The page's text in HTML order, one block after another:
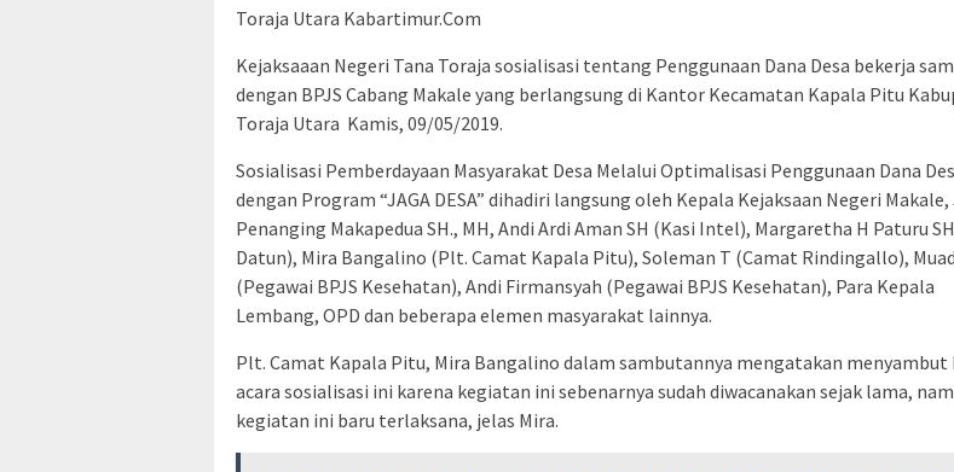
Toraja Utara Kabartimur.Com
Kejaksaaan Negeri Tana Toraja sosialisasi tentang Penggunaan Dana Desa bekerja
dengan BPJS Cabang Makale yang berlangsung di Kantor Kecamatan Kapala Pitu
Toraja Utara Kamis, 09/05/2019.
Sosialisasi Pemberdayaan Masyarakat Desa Melalui Optimalisasi Penggunaan Dana
dengan Program “JAGA DESA” dihadiri langsung oleh Kepala Kejaksaan Negeri
Penanging Makapedua SH., MH, Andi Ardi Aman SH (Kasi Intel), Margaretha H Paturu
Datun), Mira Bangalino (Plt. Camat Kapala Pitu), Soleman T (Camat Rindingallo),
(Pegawai BPJS Kesehatan), Andi Firmansyah (Pegawai BPJS Kesehatan), Para Kepala
Lembang, OPD dan beberapa elemen masyarakat lainnya.
Plt. Camat Kapala Pitu, Mira Bangalino dalam sambutannya mengatakan menyambut
acara sosialisasi ini karena kegiatan ini sebenarnya sudah diwacanakan sejak lama,
kegiatan ini baru terlaksana, jelas Mira.